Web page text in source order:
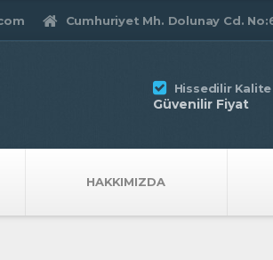
Cumhuriyet Mh. Dolunay Cd.
HAKKIMIZDA
Hissedilir Kalite
Güvenilir Fiyat